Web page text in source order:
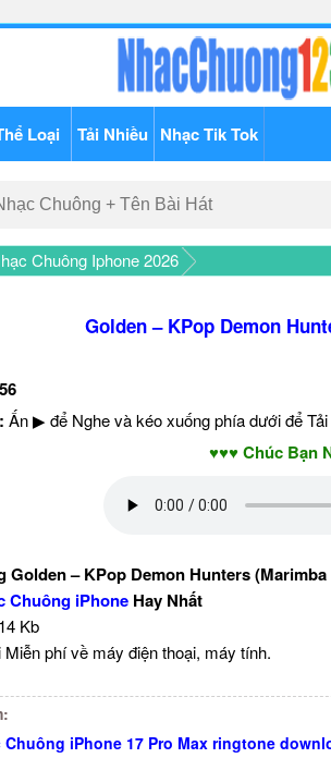
Loại Tải Nhiều Nhạc Tik Tok
Chuông Iphone 2026
Golden – KPop Demon
Ấn ▶ để Nghe và kéo xuống phía dưới để
♥♥♥ Chúc Bạn Nghe
Golden – KPop Demon Hunters
Chuông iPhone Hay Nhất
Kb
Miễn phí về máy điện thoại, máy tính.
Chuông iPhone 17 Pro Max ringtone